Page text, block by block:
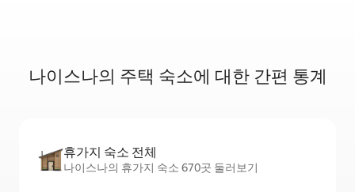
나이스나의 주택 숙소에 대한 간편 통계
휴가지 숙소 전체
나이스나의 휴가지 숙소 670곳 둘러보기